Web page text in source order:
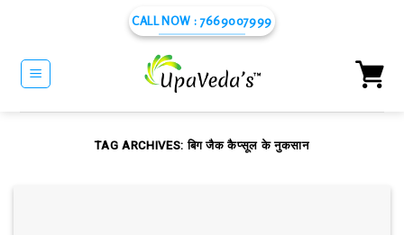
content
CALL NOW : 7669007999
TAG ARCHIVES:बिग जैक कैप्सूल के नुकसान